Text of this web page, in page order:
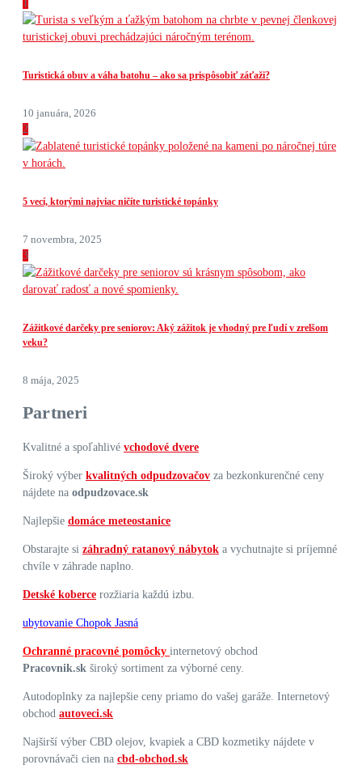
1
Turistická obuv a váha batohu – ako sa prispôsobiť záťaži?
10 januára, 2026
2
5 vecí, ktorými najviac ničíte turistické topánky
7 novembra, 2025
3
Zážitkové darčeky pre seniorov: Aký zážitok je vhodný pre ľudí v zrelšom
veku?
8 mája, 2025
Partneri
Kvalitné a spoľahlivé vchodové dvere
Široký výber kvalitných odpudzovačov za bezkonkurenčné ceny
nájdete na odpudzovace.sk
Najlepšie domáce meteostanice
Obstarajte si záhradný ratanový nábytok a vychutnajte si príjemné
chvíle v záhrade naplno.
Detské koberce rozžiaria každú izbu.
ubytovanie Chopok Jasná
Ochranné pracovné pomôcky internetový obchod
Pracovnik.sk široký sortiment za výborné ceny.
Autodoplnky za najlepšie ceny priamo do vašej garáže. Internetový
obchod autoveci.sk
Najširší výber CBD olejov, kvapiek a CBD kozmetiky nájdete v
porovnávači cien na cbd-obchod.sk